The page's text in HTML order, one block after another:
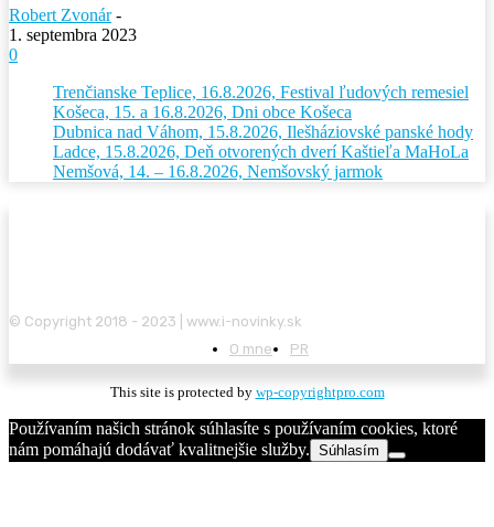
Robert Zvonár -
1. septembra 2023
0
Trenčianske Teplice, 16.8.2026, Festival ľudových remesiel
Košeca, 15. a 16.8.2026, Dni obce Košeca
Dubnica nad Váhom, 15.8.2026, Ilešháziovské panské hody
Ladce, 15.8.2026, Deň otvorených dverí Kaštieľa MaHoLa
Nemšová, 14. – 16.8.2026, Nemšovský jarmok
© Copyright 2018 - 2023 | www.i-novinky.sk
O mne
PR
This site is protected by wp-copyrightpro.com
Používaním našich stránok súhlasíte s používaním cookies, ktoré
nám pomáhajú dodávať kvalitnejšie služby. Súhlasím